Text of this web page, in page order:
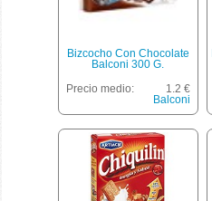
Bizcocho Con Chocolate
Balconi 300 G.
Precio medio:
1.2 €
Balconi